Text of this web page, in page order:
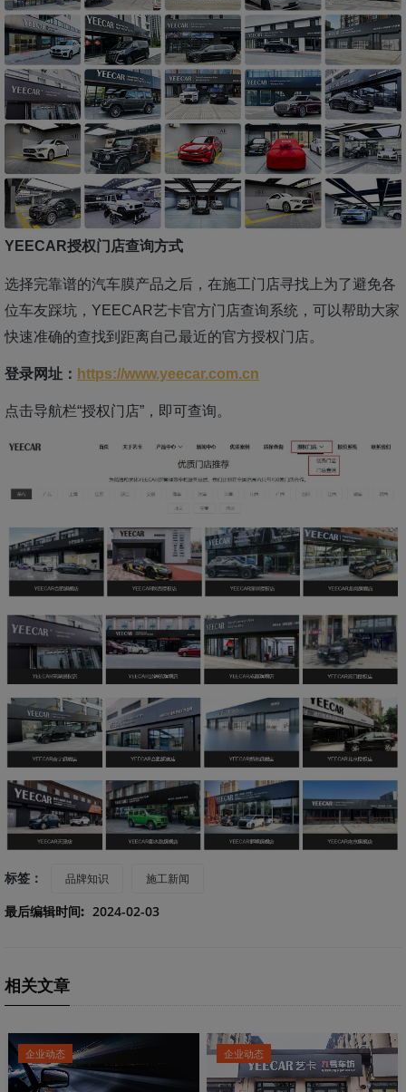
YEECAR授权门店查询方式
选择完靠谱的汽车膜产品之后，在施工门店寻找上为了避免各
位车友踩坑，YEECAR艺卡官方门店查询系统，可以帮助大家
快速准确的查找到距离自己最近的官方授权门店。
登录网址： https://www.yeecar.com.cn
点击导航栏“授权门店”，即可查询。
标签： 品牌知识 施工新闻
最后编辑时间: 2024-02-03
相关文章
企业动态 企业动态